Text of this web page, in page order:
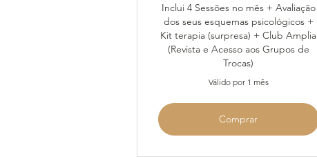
Inclui 4 Sessões no mês + Avaliação
dos seus esquemas psicológicos +
Kit terapia (surpresa) + Club Amplia
(Revista e Acesso aos Grupos de
Trocas)
Válido por 1 mês
Comprar